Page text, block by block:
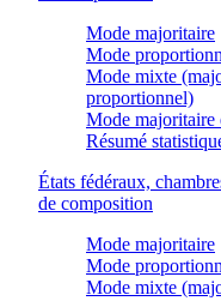
Mode majoritaire
Mode
Mode mixte
proportionnel)
Mode majoritaire
Résumé
États fédéraux,
de composition
Mode majoritaire
Mode
Mode mixte